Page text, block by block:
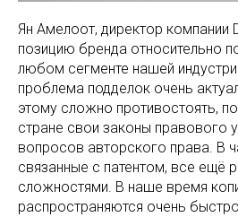
Ян Амелоот, директор компании
позицию бренда относительно
любом сегменте нашей
проблема подделок очень
этому сложно противостоять,
стране свои законы правового
вопросов авторского права. В
связанные с патентом, все ещё
сложностями. В наше время
распространяются очень